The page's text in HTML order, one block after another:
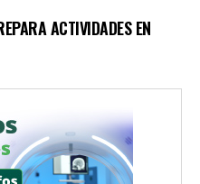
ACTIVIDADES EN